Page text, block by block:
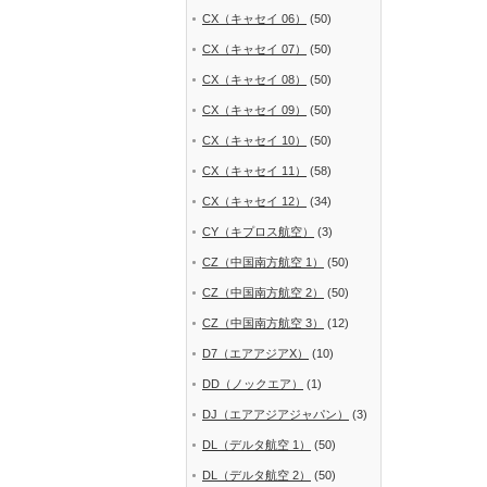
CX（キャセイ 06） (50)
CX（キャセイ 07） (50)
CX（キャセイ 08） (50)
CX（キャセイ 09） (50)
CX（キャセイ 10） (50)
CX（キャセイ 11） (58)
CX（キャセイ 12） (34)
CY（キプロス航空） (3)
CZ（中国南方航空 1） (50)
CZ（中国南方航空 2） (50)
CZ（中国南方航空 3） (12)
D7（エアアジアX） (10)
DD（ノックエア） (1)
DJ（エアアジアジャパン） (3)
DL（デルタ航空 1） (50)
DL（デルタ航空 2） (50)